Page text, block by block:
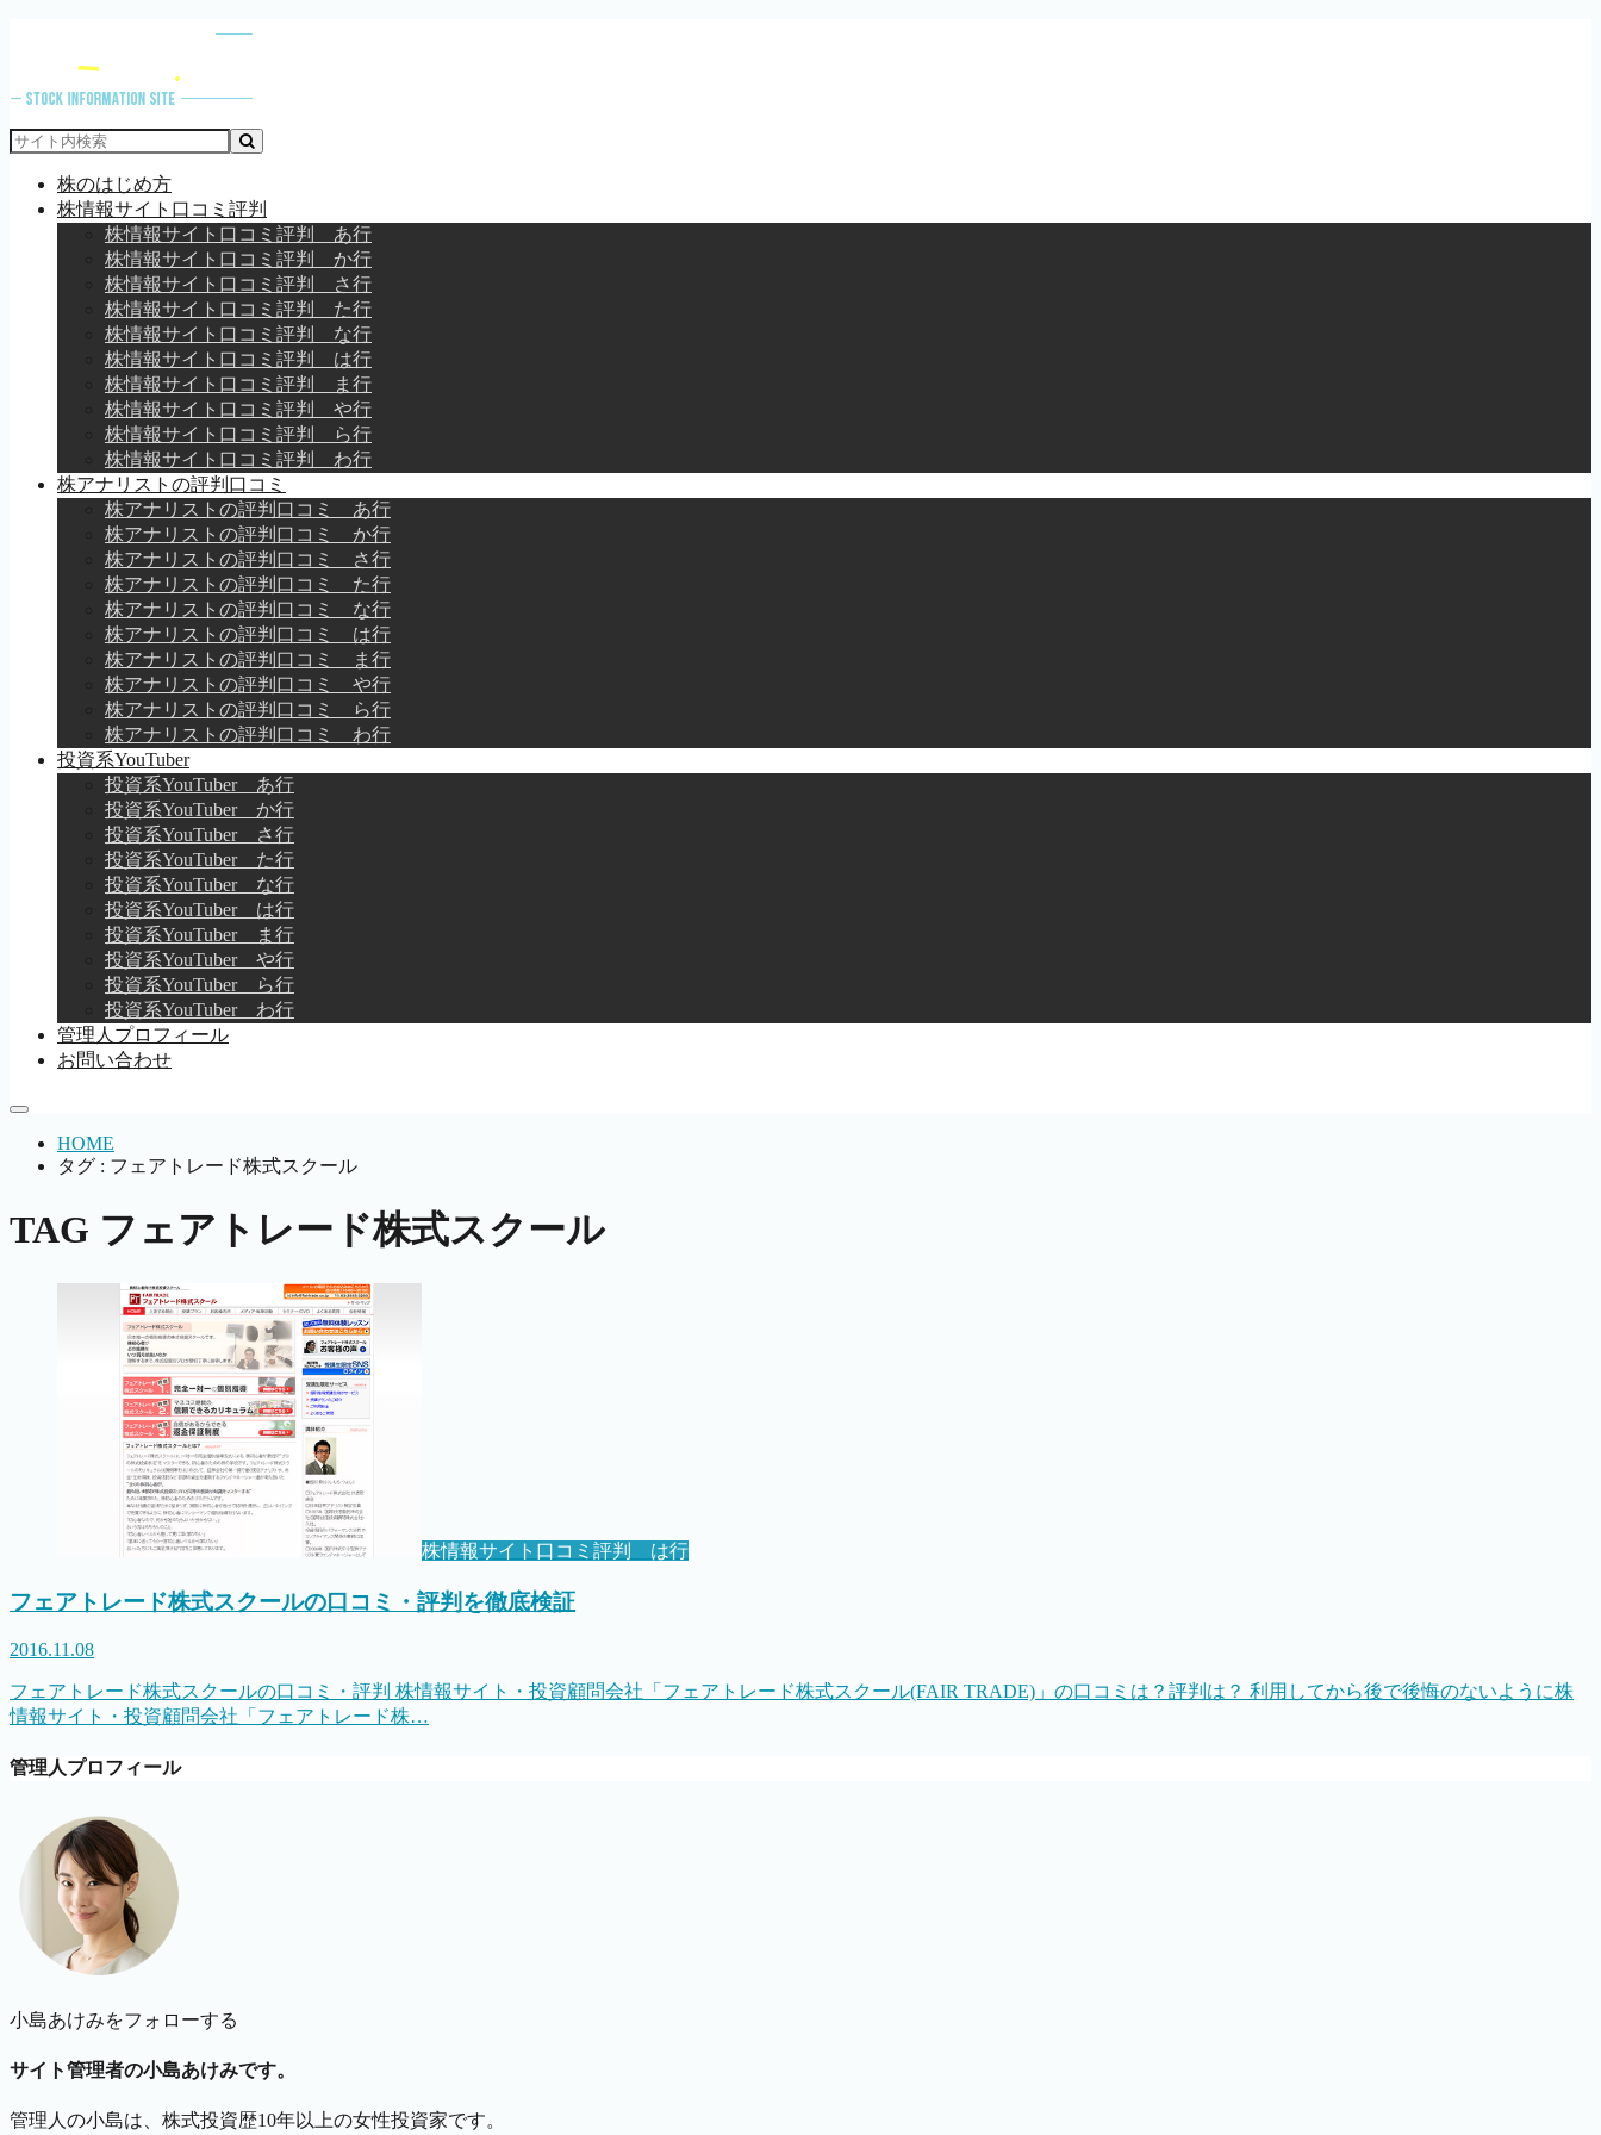
株のはじめ方
株情報サイト口コミ評判
株情報サイト口コミ評判 あ行
株情報サイト口コミ評判 か行
株情報サイト口コミ評判 さ行
株情報サイト口コミ評判 た行
株情報サイト口コミ評判 な行
株情報サイト口コミ評判 は行
株情報サイト口コミ評判 ま行
株情報サイト口コミ評判 や行
株情報サイト口コミ評判 ら行
株情報サイト口コミ評判 わ行
株アナリストの評判口コミ
株アナリストの評判口コミ あ行
株アナリストの評判口コミ か行
株アナリストの評判口コミ さ行
株アナリストの評判口コミ た行
株アナリストの評判口コミ な行
株アナリストの評判口コミ は行
株アナリストの評判口コミ ま行
株アナリストの評判口コミ や行
株アナリストの評判口コミ ら行
株アナリストの評判口コミ わ行
投資系YouTuber
投資系YouTuber あ行
投資系YouTuber か行
投資系YouTuber さ行
投資系YouTuber た行
投資系YouTuber な行
投資系YouTuber は行
投資系YouTuber ま行
投資系YouTuber や行
投資系YouTuber ら行
投資系YouTuber わ行
管理人プロフィール
お問い合わせ
HOME
タグ : フェアトレード株式スクール
TAG フェアトレード株式スクール
株情報サイト口コミ評判 は行
フェアトレード株式スクールの口コミ・評判を徹底検証
2016.11.08
フェアトレード株式スクールの口コミ・評判 株情報サイト・投資顧問会社「フェアトレード株式スクール(FAIR TRADE)」の口コミは？評判は？ 利用してから後で後悔のないように株
情報サイト・投資顧問会社「フェアトレード株…
管理人プロフィール
小島あけみをフォローする
サイト管理者の小島あけみです。
管理人の小島は、株式投資歴10年以上の女性投資家です。